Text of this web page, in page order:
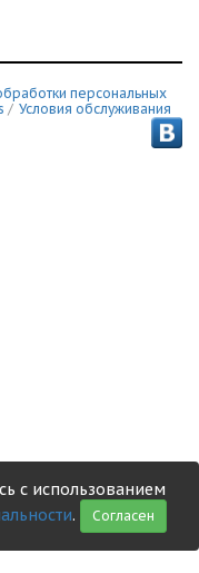
персональных
/ Условия обслуживания
с использованием
. Согласен